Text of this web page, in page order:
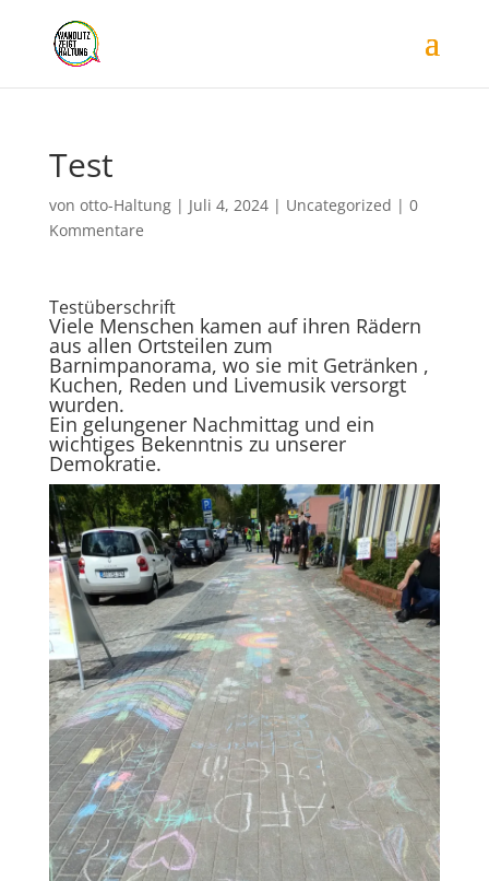
Test
von otto-Haltung| Juli 4, 2024| Uncategorized | 0
Kommentare
Testüberschrift
Viele Menschen kamen auf ihren Rädern
aus allen Ortsteilen zum
Barnimpanorama, wo sie mit Getränken ,
Kuchen, Reden und Livemusik versorgt
wurden.
Ein gelungener Nachmittag und ein
wichtiges Bekenntnis zu unserer
Demokratie.